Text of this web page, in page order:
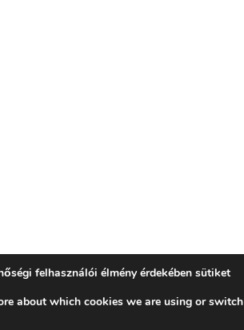
felhasználói élmény érdekében sütiket
about which cookies we are using or